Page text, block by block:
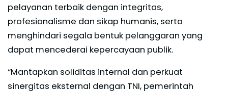
pelayanan terbaik dengan integritas,
profesionalisme dan sikap humanis, serta
menghindari segala bentuk pelanggaran yang
dapat mencederai kepercayaan publik.
“Mantapkan soliditas internal dan perkuat
sinergitas eksternal dengan TNI, pemerintah